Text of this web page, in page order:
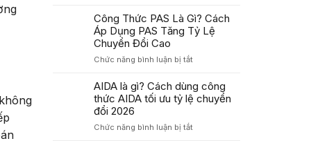
Hình
AISAS
Là
Phân
Ví
Dụ
Dụng
Công Thức PAS Là Gì? Cách
Áp Dụng PAS Tăng Tỷ Lệ
Chuyển Đổi Cao
Chức năng bình luận bị tắtở
Thức
PAS
Cách
AIDA là gì? Cách dùng công
thức AIDA tối ưu tỷ lệ chuyển
đổi 2026
Chức năng bình luận bị tắtở